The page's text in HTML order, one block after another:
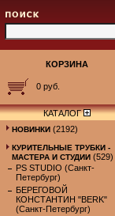
КОРЗИНА
0 руб.
КАТАЛОГ
НОВИНКИ (2192)
КУРИТЕЛЬНЫЕ ТРУБКИ -
МАСТЕРА И СТУДИИ (529)
PS STUDIO (Санкт-
Петербург)
БЕРЕГОВОЙ
КОНСТАНТИН "BERK"
(Санкт-Петербург)